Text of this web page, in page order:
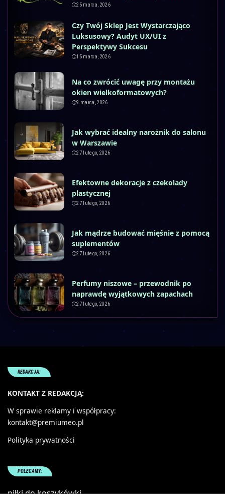
25 marca, 2026
Czy Twój Sklep Jest Wystarczająco
Luksusowy? Audyt UX/UI z
Perspektywy Sukcesu
15 marca, 2026
Na co zwrócić uwagę przy montażu
okien wielkoformatowych?
9 marca, 2026
Jak wybrać idealny narożnik do salonu
w Warszawie
27 lutego, 2026
Efektowne dekoracje z czekolady
plastycznej
27 lutego, 2026
Jak mądrze budować mięśnie z pomocą
suplementów
27 lutego, 2026
Perfumy niszowe – przewodnik po
naprawdę wyjątkowych zapachach
27 lutego, 2026
REDAKCJA:
KONTAKT Z REDAKCJĄ:
W sprawie reklamy i współpracy:
kontakt@premiumeo.pl
Polityka prywatności
POLECAMY: